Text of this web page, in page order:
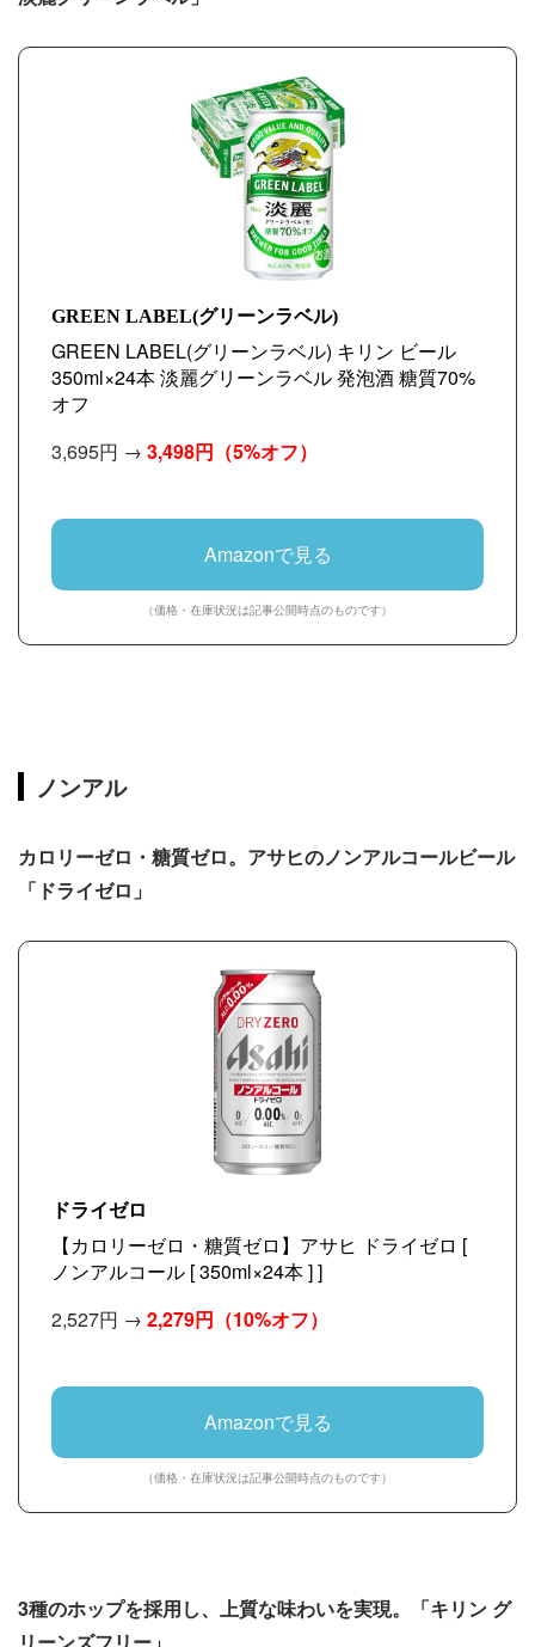
GREEN LABEL(グリーンラベル)
GREEN LABEL(グリーンラベル) キリン ビール
350ml×24本 淡麗グリーンラベル 発泡酒 糖質70%
オフ
3,695円 → 3,498円 （5%オフ）
Amazonで見る
（価格・在庫状況は記事公開時点のものです）
ノンアル
カロリーゼロ・糖質ゼロ。アサヒのノンアルコールビール
「ドライゼロ」
ドライゼロ
【カロリーゼロ・糖質ゼロ】アサヒ ドライゼロ [
ノンアルコール [ 350ml×24本 ] ]
2,527円 → 2,279円 （10%オフ）
Amazonで見る
（価格・在庫状況は記事公開時点のものです）
3種のホップを採用し、上質な味わいを実現。「キリン グ